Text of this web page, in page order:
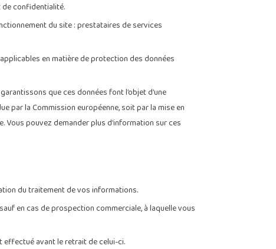
de confidentialité.
du site : prestataires de services
en matière de protection des données
que ces données font l’objet d’une
par la Commission européenne, soit par la mise en
pouvez demander plus d’information sur ces
du traitement de vos informations.
en cas de prospection commerciale, à laquelle vous
avant le retrait de celui-ci.